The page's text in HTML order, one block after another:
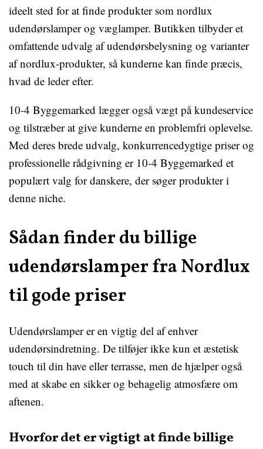
ideelt sted for at finde produkter som nordlux
udendørslamper og væglamper. Butikken tilbyder et
omfattende udvalg af udendørsbelysning og varianter
af nordlux-produkter, så kunderne kan finde præcis,
hvad de leder efter.
10-4 Byggemarked lægger også vægt på kundeservice
og tilstræber at give kunderne en problemfri oplevelse.
Med deres brede udvalg, konkurrencedygtige priser og
professionelle rådgivning er 10-4 Byggemarked et
populært valg for danskere, der søger produkter i
denne niche.
Sådan finder du billige
udendørslamper fra Nordlux
til gode priser
Udendørslamper er en vigtig del af enhver
udendørsindretning. De tilføjer ikke kun et æstetisk
touch til din have eller terrasse, men de hjælper også
med at skabe en sikker og behagelig atmosfære om
aftenen.
Hvorfor det er vigtigt at finde billige